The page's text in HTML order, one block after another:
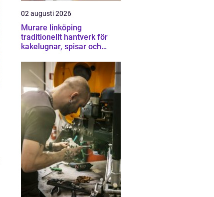
02 augusti 2026
Murare linköping
traditionellt hantverk för
kakelugnar, spisar och